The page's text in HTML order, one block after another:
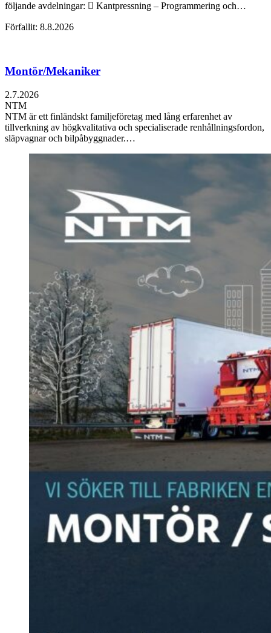
följande avdelningar:  Kantpressning – Programmering och…
Förfallit: 8.8.2026
Montör/Mekaniker
2.7.2026
NTM
NTM är ett finländskt familjeföretag med lång erfarenhet av
tillverkning av högkvalitativa och specialiserade renhållningsfordon,
släpvagnar och bilpåbyggnader.…